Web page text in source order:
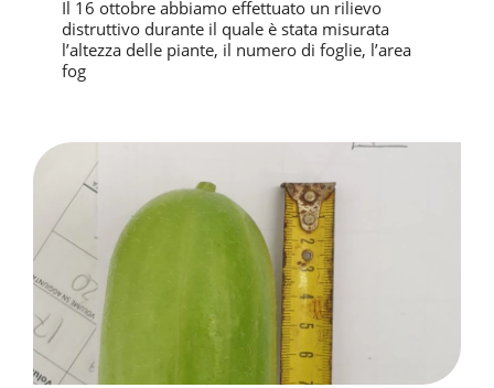
Il 16 ottobre abbiamo effettuato un rilievo
distruttivo durante il quale è stata misurata
l’altezza delle piante, il numero di foglie, l’area
fog